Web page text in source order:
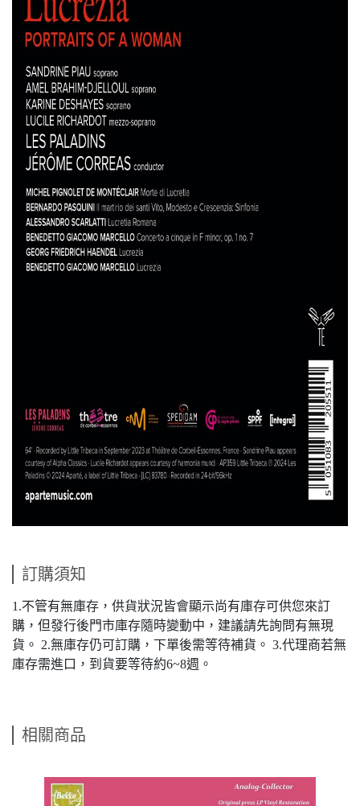
訂購須知
1.不管有無庫存，供貨狀況皆會顯示尚有庫存可供您來訂
購，但發行後門市庫存隨時變動中，建議請先詢問有無現
貨。 2.無庫存仍可訂購，下單後需等待補貨。 3.代理商若無
庫存需進口，到貨要等待約6~8週。
相關商品